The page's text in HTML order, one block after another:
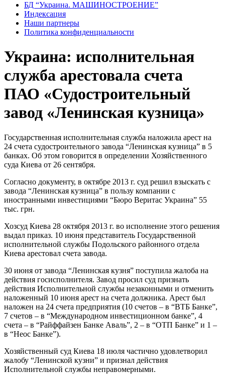
БД “Украина. МАШИНОСТРОЕНИЕ”
Индекcация
Наши партнеры
Политика конфиденциальности
Украина: исполнительная
служба арестовала счета
ПАО «Судостроительный
завод «Ленинская кузница»
Государственная исполнительная служба наложила арест на
24 счета судостроительного завода “Ленинская кузница” в 5
банках. Об этом говорится в определении Хозяйственного
суда Киева от 26 сентября.
Согласно документу, в октябре 2013 г. суд решил взыскать с
завода “Ленинская кузница” в пользу компании с
иностранными инвестициями “Бюро Веритас Украина” 55
тыс. грн.
Хозсуд Киева 28 октября 2013 г. во исполнение этого решения
выдал приказ. 10 июня представитель Государственной
исполнительной службы Подольского районного отдела
Киева арестовал счета завода.
30 июня от завода “Ленинская кузня” поступила жалоба на
действия госисполнителя. Завод просил суд признать
действия Исполнительной службы незаконными и отменить
наложенный 10 июня арест на счета должника. Арест был
наложен на 24 счета предприятия (10 счетов – в “ВТБ Банке”,
7 счетов – в “Международном инвестиционном банке”, 4
счета – в “Райффайзен Банке Аваль”, 2 – в “ОТП Банке” и 1 –
в “Неос Банке”).
Хозяйственный суд Киева 18 июля частично удовлетворил
жалобу “Ленинской кузни” и признал действия
Исполнительной службы неправомерными.